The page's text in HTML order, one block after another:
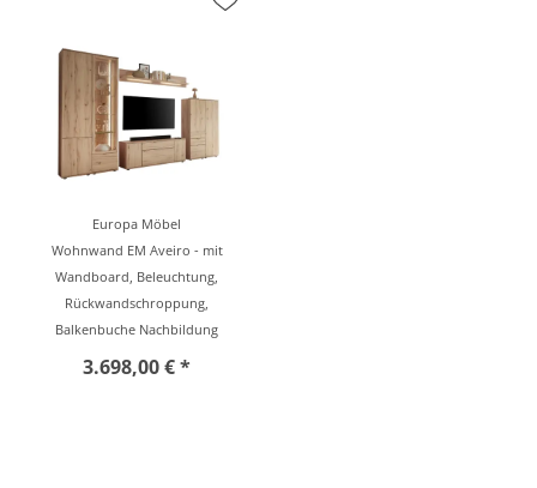
Europa Möbel
Wohnwand EM Aveiro - mit
Wandboard, Beleuchtung,
Rückwandschroppung,
Balkenbuche Nachbildung
3.698,00 € *